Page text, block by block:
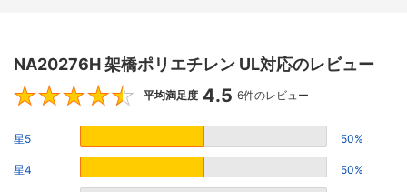
NA20276H 架橋ポリエチレン UL対応のレビュー
4.5
平均満足度 4.5 6件のレビュー
星5 50%
星4 50%